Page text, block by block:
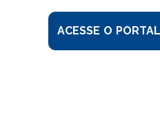
ACESSE O